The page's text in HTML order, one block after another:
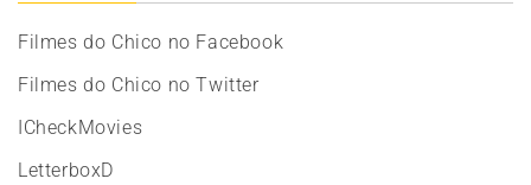
Filmes do Chico no Facebook
Filmes do Chico no Twitter
ICheckMovies
LetterboxD